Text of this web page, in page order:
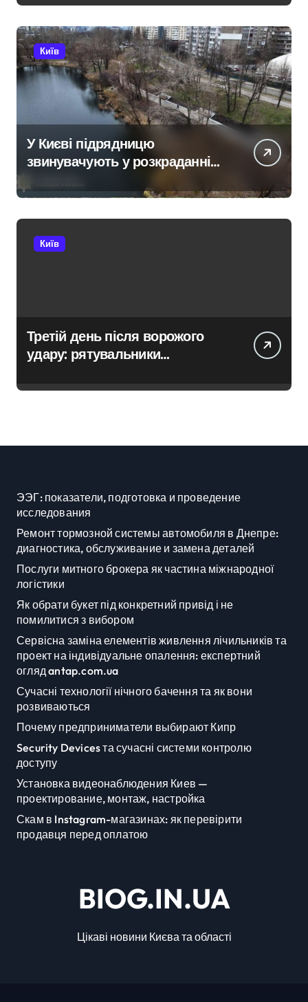
Київ
У Києві підрядницю
звинувачують у розкраданні
під час ремонту зони
«Вербне»
Київ
Третій день після ворожого
удару: рятувальники
масованої атаки в Київському
ЭЭГ: показатели, подготовка и проведение
исследования
Ремонт тормозной системы автомобиля в Днепре:
диагностика, обслуживание и замена деталей
Послуги митного брокера як частина міжнародної
логістики
Як обрати букет під конкретний привід і не
помилитися з вибором
Сервісна заміна елементів живлення лічильників та
проект на індивідуальне опалення: експертний
огляд antap.com.ua
Сучасні технології нічного бачення та як вони
розвиваються
Почему предприниматели выбирают Кипр
Security Devices та сучасні системи контролю
доступу
Установка видеонаблюдения Киев —
проектирование, монтаж, настройка
Скам в Instagram-магазинах: як перевірити
продавця перед оплатою
BIOG.IN.UA
Цікаві новини Києва та області